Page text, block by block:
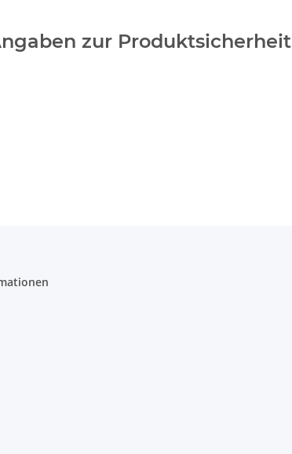
zur Produktsicherheit